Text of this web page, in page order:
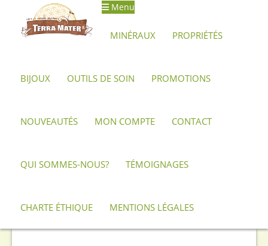
Menu
MINÉRAUX PROPRIÉTÉS
BIJOUX OUTILS DE SOIN PROMOTIONS
NOUVEAUTÉS MON COMPTE CONTACT
QUI SOMMES-NOUS? TÉMOIGNAGES
CHARTE ÉTHIQUE MENTIONS LÉGALES
Accueil Propriétés Améthyste
Améthyste